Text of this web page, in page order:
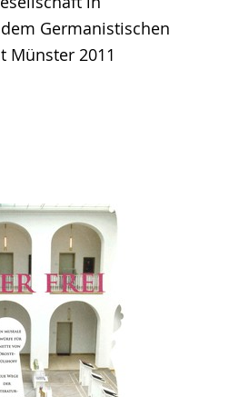
Germanistischen
Münster 2011